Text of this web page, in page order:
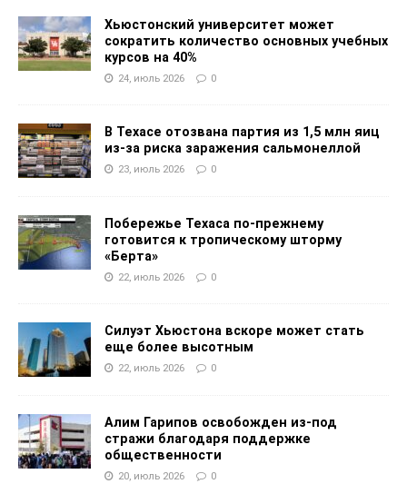
Хьюстонский университет может
сократить количество основных учебных
курсов на 40%
24, июль 2026 0
В Техасе отозвана партия из 1,5 млн яиц
из-за риска заражения сальмонеллой
23, июль 2026 0
Побережье Техаса по-прежнему
готовится к тропическому шторму
«Берта»
22, июль 2026 0
Силуэт Хьюстона вскоре может стать
еще более высотным
22, июль 2026 0
Алим Гарипов освобожден из-под
стражи благодаря поддержке
общественности
20, июль 2026 0